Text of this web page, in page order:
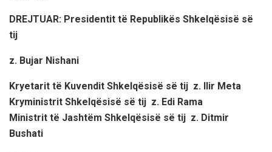
DREJTUAR: Presidentit të Republikës Shkelqësisë së
tij
z. Bujar Nishani
Kryetarit të Kuvendit Shkelqësisë së tij z. Ilir Meta
Kryministrit Shkelqësisë së tij z. Edi Rama
Ministrit të Jashtëm Shkelqësisë së tij z. Ditmir
Bushati